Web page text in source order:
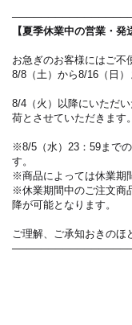
【夏季休業中の営業・発
お急ぎのお客様にはご不
8/8（土）から8/16（日）
8/4（火）以降にいただ
荷とさせていただきます。
※8/5（水）23：59まで
す。
※商品によっては休業期
※休業期間中のご注文商
降が可能となります。
ご理解、ご承知おきのほ